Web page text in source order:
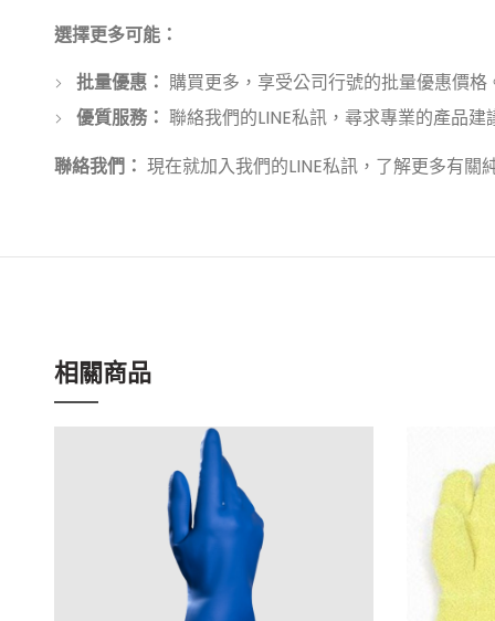
選擇更多可能：
批量優惠： 購買更多，享受公司行號的批量優惠價格
優質服務： 聯絡我們的LINE私訊，尋求專業的產品
聯絡我們： 現在就加入我們的LINE私訊，了解更多有
相關商品